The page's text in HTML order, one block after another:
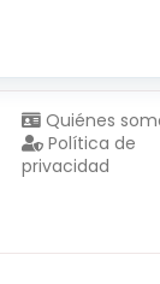
Quiénes
Política de
privacidad